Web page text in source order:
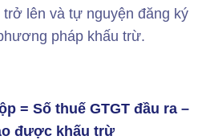
lên và tự nguyện đăng ký
pháp khấu trừ.
= Số thuế GTGT đầu ra –
được khấu trừ